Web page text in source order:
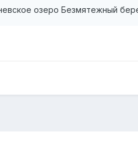
озеро Безмятежный